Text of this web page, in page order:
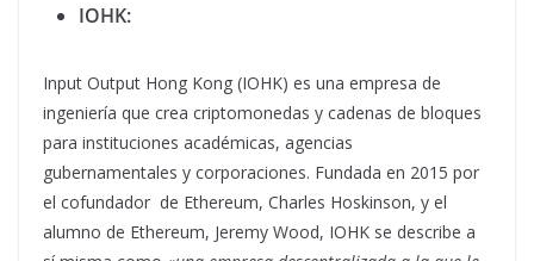
IOHK:
Input Output Hong Kong (IOHK) es una empresa de
ingeniería que crea criptomonedas y cadenas de bloques
para instituciones académicas, agencias
gubernamentales y corporaciones. Fundada en 2015 por
el cofundador de Ethereum, Charles Hoskinson, y el
alumno de Ethereum, Jeremy Wood, IOHK se describe a